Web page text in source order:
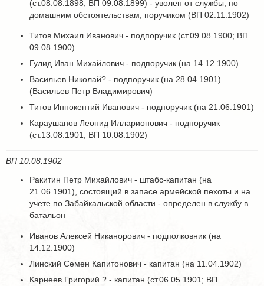
(ст.08.08.1898; ВП 09.08.1899) - уволен от службы, по
домашним обстоятельствам, поручиком (ВП 02.11.1902)
Титов Михаил Иванович - подпоручик (ст.09.08.1900; ВП
09.08.1900)
Гулид Иван Михайлович - подпоручик (на 14.12.1900)
Васильев Николай? - подпоручик (на 28.04.1901)
(Васильев Петр Владимирович)
Титов Иннокентий Иванович - подпоручик (на 21.06.1901)
Караушанов Леонид Илларионович - подпоручик
(ст.13.08.1901; ВП 10.08.1902)
ВП 10.08.1902
Ракитин Петр Михайлович - штабс-капитан (на
21.06.1901), состоящий в запасе армейской пехоты и на
учете по Забайкальской области - определен в службу в
батальон
Иванов Алексей Никанорович - подполковник (на
14.12.1900)
Линский Семен Капитонович - капитан (на 11.04.1902)
Карнеев Григорий ? - капитан (ст.06.05.1901; ВП